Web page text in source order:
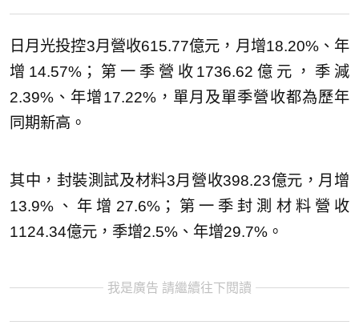
日月光投控3月營收615.77億元，月增18.20%、年
增14.57%；第一季營收1736.62億元，季減
2.39%、年增17.22%，單月及單季營收都為歷年
同期新高。
其中，封裝測試及材料3月營收398.23億元，月增
13.9%、年增27.6%；第一季封測材料營收
1124.34億元，季增2.5%、年增29.7%。
我是廣告 請繼續往下閱讀